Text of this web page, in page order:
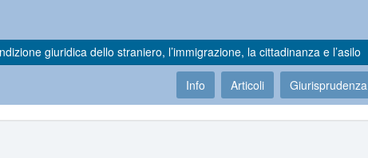
giuridica dello straniero, l’immigrazione, la cittadinanza e l’asilo
Info Articoli Giurisprudenza